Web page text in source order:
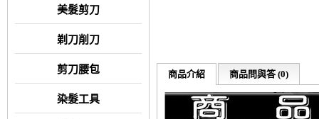
美髮剪刀
剃刀削刀
剪刀腰包
染髮工具
商品介紹 商品問與答 (0)